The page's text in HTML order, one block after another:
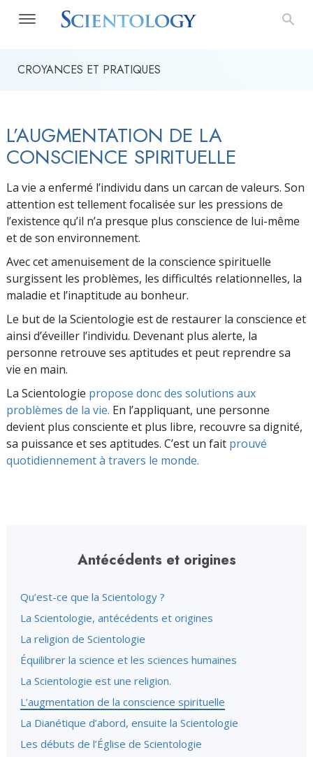
CROYANCES ET PRATIQUES
L’AUGMENTATION DE LA
CONSCIENCE SPIRITUELLE
La vie a enfermé l’individu dans un carcan de valeurs. Son
attention est tellement focalisée sur les pressions de
l’existence qu’il n’a presque plus conscience de lui-même
et de son environnement.
Avec cet amenuisement de la conscience spirituelle
surgissent les problèmes, les difficultés relationnelles, la
maladie et l’inaptitude au bonheur.
Le but de la Scientologie est de restaurer la conscience et
ainsi d’éveiller l’individu. Devenant plus alerte, la
personne retrouve ses aptitudes et peut reprendre sa
vie en main.
La Scientologie propose donc des solutions aux
problèmes de la vie. En l’appliquant, une personne
devient plus consciente et plus libre, recouvre sa dignité,
sa puissance et ses aptitudes. C’est un fait prouvé
quotidiennement à travers le monde.
Antécédents et origines
Qu’est-ce que la Scientology ?
La Scientologie, antécédents et origines
La religion de Scientologie
Équilibrer la science et les sciences humaines
La Scientologie est une religion.
L’augmentation de la conscience spirituelle
La Dianétique d’abord, ensuite la Scientologie
Les débuts de l’Église de Scientologie